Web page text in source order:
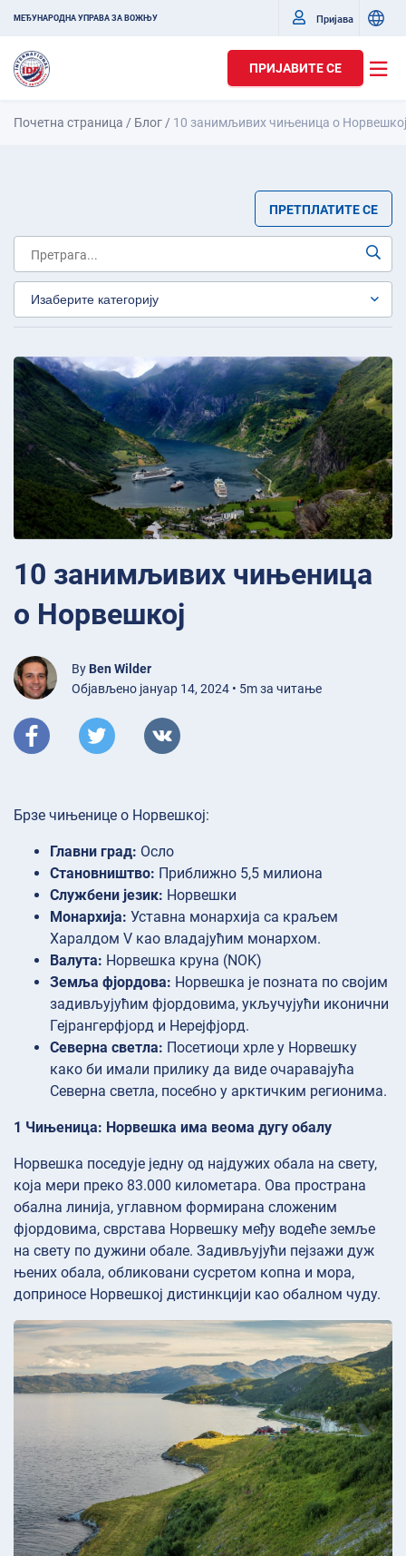
МЕЂУНАРОДНА УПРАВА ЗА ВОЖЊУ Пријава
ПРИЈАВИТЕ СЕ
Почетна страница / Блог / 10 занимљивих чињеница о Норвешкој
ПРЕТПЛАТИТЕ СЕ
10 занимљивих чињеница
о Норвешкој
By Ben Wilder
Објављено јануар 14, 2024 • 5m за читање
Брзе чињенице о Норвешкој:
Главни град: Осло
Становништво: Приближно 5,5 милиона
Службени језик: Норвешки
Монархија: Уставна монархија са краљем
Харалдом V као владајућим монархом.
Валута: Норвешка круна (NOK)
Земља фјордова: Норвешка је позната по својим
задивљујућим фјордовима, укључујући иконични
Гејрангерфјорд и Нерејфјорд.
Северна светла: Посетиоци хрле у Норвешку
како би имали прилику да виде очаравајућа
Северна светла, посебно у арктичким регионима.
1 Чињеница: Норвешка има веома дугу обалу
Норвешка поседује једну од најдужих обала на свету,
која мери преко 83.000 километара. Ова пространа
обална линија, углавном формирана сложеним
фјордовима, сврстава Норвешку међу водеће земље
на свету по дужини обале. Задивљујући пејзажи дуж
њених обала, обликовани сусретом копна и мора,
доприносе Норвешкој дистинкцији као обалном чуду.